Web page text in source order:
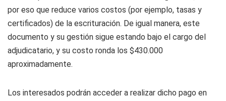
por eso que reduce varios costos (por ejemplo, tasas y
certificados) de la escrituración. De igual manera, este
documento y su gestión sigue estando bajo el cargo del
adjudicatario, y su costo ronda los $430.000
aproximadamente.
Los interesados podrán acceder a realizar dicho pago en